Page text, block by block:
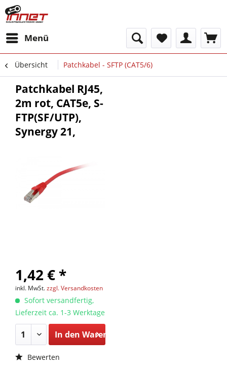
Menü
Übersicht Patchkabel - SFTP (CAT5/6)
Patchkabel RJ45,
2m rot, CAT5e, S-
FTP(SF/UTP),
Synergy 21,
1,42 € *
inkl. MwSt.zzgl. Versandkosten
Sofort versandfertig,
Lieferzeit ca. 1-3 Werktage
In den Warenkorb
Bewerten